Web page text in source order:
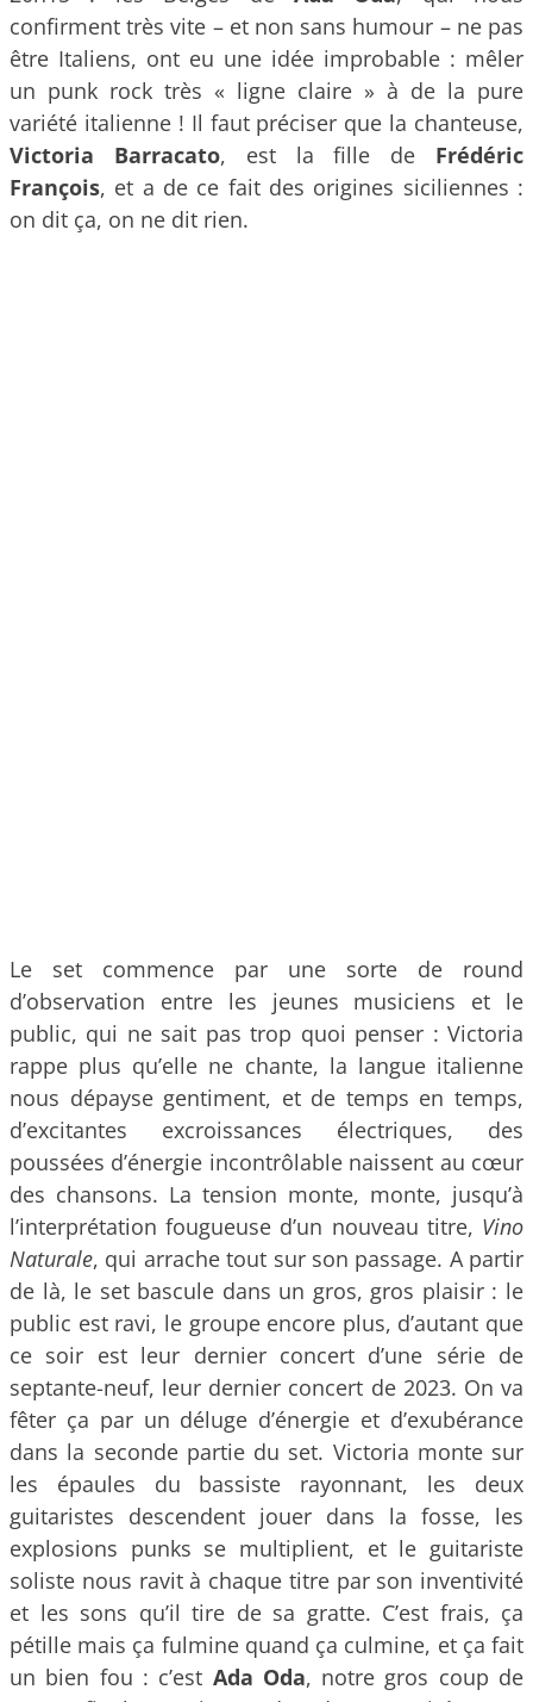
confirment très vite – et non sans humour – ne pas
être Italiens, ont eu une idée improbable : mêler
un punk rock très « ligne claire » à de la pure
variété italienne ! Il faut préciser que la chanteuse,
Victoria Barracato, est la fille de Frédéric
François, et a de ce fait des origines siciliennes :
on dit ça, on ne dit rien.
Le set commence par une sorte de round
d’observation entre les jeunes musiciens et le
public, qui ne sait pas trop quoi penser : Victoria
rappe plus qu’elle ne chante, la langue italienne
nous dépayse gentiment, et de temps en temps,
d’excitantes excroissances électriques, des
poussées d’énergie incontrôlable naissent au cœur
des chansons. La tension monte, monte, jusqu’à
l’interprétation fougueuse d’un nouveau titre, Vino
Naturale, qui arrache tout sur son passage. A partir
de là, le set bascule dans un gros, gros plaisir : le
public est ravi, le groupe encore plus, d’autant que
ce soir est leur dernier concert d’une série de
septante-neuf, leur dernier concert de 2023. On va
fêter ça par un déluge d’énergie et d’exubérance
dans la seconde partie du set. Victoria monte sur
les épaules du bassiste rayonnant, les deux
guitaristes descendent jouer dans la fosse, les
explosions punks se multiplient, et le guitariste
soliste nous ravit à chaque titre par son inventivité
et les sons qu’il tire de sa gratte. C’est frais, ça
pétille mais ça fulmine quand ça culmine, et ça fait
un bien fou : c’est Ada Oda, notre gros coup de